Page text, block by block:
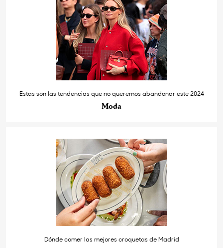
Estas son las tendencias que no queremos abandonar este 2024
Moda
Dónde comer las mejores croquetas de Madrid